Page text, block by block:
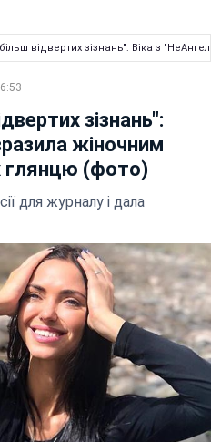
відвертих зізнань": Віка з
зізнань":
жіночним
глянцю (фото)
для журналу і дала